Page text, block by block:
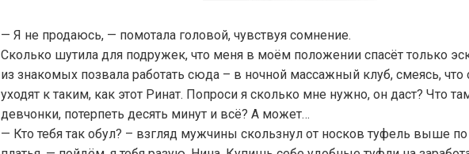
— Я не продаюсь, — помотала головой, чувствуя сомнение.
Сколько шутила для подружек, что меня в моём положении спасёт только
из знакомых позвала работать сюда – в ночной массажный клуб, смеясь, что
уходят к таким, как этот Ринат. Попроси я сколько мне нужно, он даст? Что
девчонки, потерпеть десять минут и всё? А может…
— Кто тебя так обул? – взгляд мужчины скользнул от носков туфель выше